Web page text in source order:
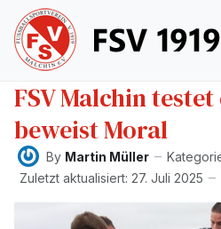
FSV Malchin
beweist Moral
By Martin Müller
Zuletzt aktualisiert: 27. Juli 2025